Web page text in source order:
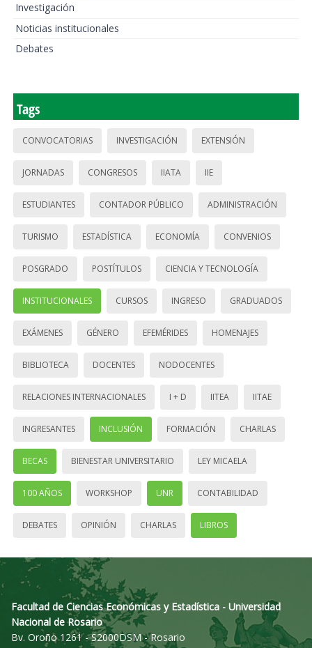
Investigación
Noticias institucionales
Debates
Tags
CONVOCATORIAS INVESTIGACIÓN EXTENSIÓN
JORNADAS CONGRESOS IIATA IIE
ESTUDIANTES CONTADOR PÚBLICO ADMINISTRACIÓN
TURISMO ESTADÍSTICA ECONOMÍA CONVENIOS
POSGRADO POSTÍTULOS CIENCIA Y TECNOLOGÍA
INSTITUCIONALES CURSOS INGRESO GRADUADOS
EXÁMENES GÉNERO EFEMÉRIDES HOMENAJES
BIBLIOTECA DOCENTES NODOCENTES
RELACIONES INTERNACIONALES I + D IITEA IITAE
INGRESANTES INCLUSIÓN FORMACIÓN CHARLAS
BECAS BIENESTAR UNIVERSITARIO LEY MICAELA
100 AÑOS WORKSHOP UNR CONTABILIDAD
DEBATES OPINIÓN CHARLAS LIBROS
Facultad de Ciencias Económicas y Estadística - Universidad
Nacional de Rosario
Bv. Oroño 1261 - S2000DSM - Rosario